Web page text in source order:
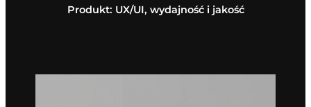
Produkt: UX/UI, wydajność i jakość